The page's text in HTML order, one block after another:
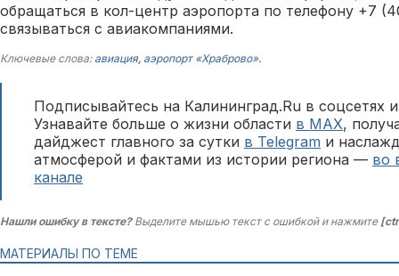
обращаться в кол-центр аэропорта по телефону +7
связываться с авиакомпаниями.
Ключевые слова: авиация, аэропорт «Храброво».
Подписывайтесь на Калининград.Ru в соцсетях
Узнавайте больше о жизни области в MAX,
дайджест главного за сутки в Telegram и
атмосферой и фактами из истории региона — во
канале
Нашли ошибку в тексте?Выделите мышью текст с ошибкой и нажмите
МАТЕРИАЛЫ ПО ТЕМЕ